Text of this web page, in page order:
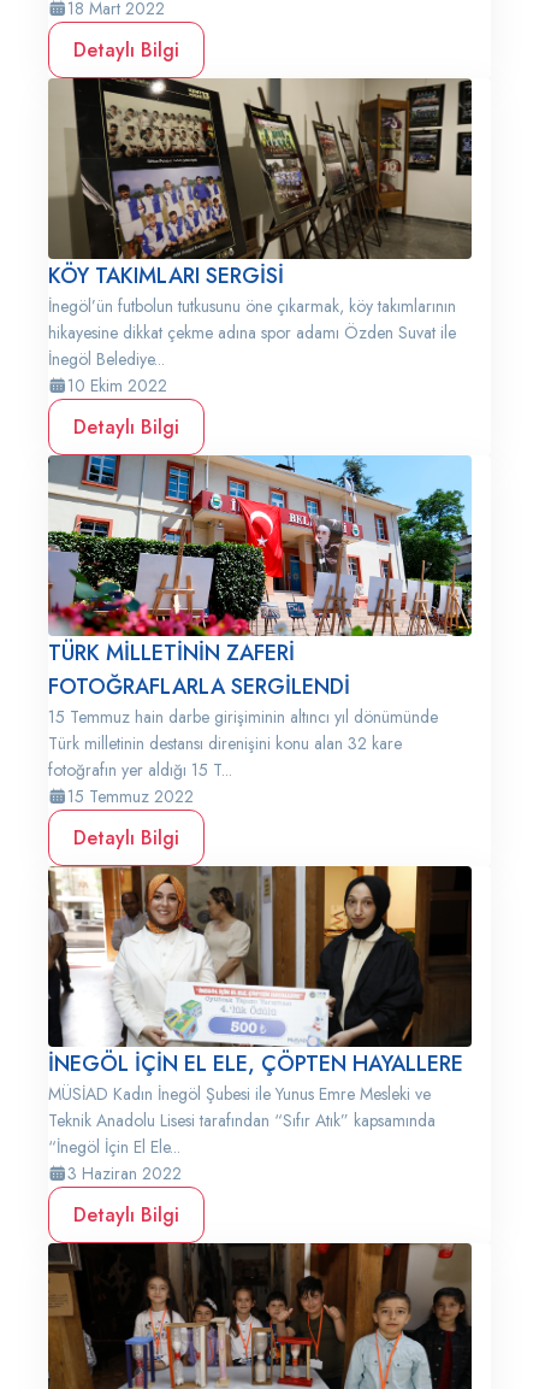
18 Mart 2022
Detaylı Bilgi
KÖY TAKIMLARI SERGİSİ
İnegöl’ün futbolun tutkusunu öne çıkarmak, köy takımlarının
hikayesine dikkat çekme adına spor adamı Özden Suvat ile
İnegöl Belediye...
10 Ekim 2022
Detaylı Bilgi
TÜRK MİLLETİNİN ZAFERİ
FOTOĞRAFLARLA SERGİLENDİ
15 Temmuz hain darbe girişiminin altıncı yıl dönümünde
Türk milletinin destansı direnişini konu alan 32 kare
fotoğrafın yer aldığı 15 T...
15 Temmuz 2022
Detaylı Bilgi
İNEGÖL İÇİN EL ELE, ÇÖPTEN HAYALLERE
MÜSİAD Kadın İnegöl Şubesi ile Yunus Emre Mesleki ve
Teknik Anadolu Lisesi tarafından “Sıfır Atık” kapsamında
“İnegöl İçin El Ele...
3 Haziran 2022
Detaylı Bilgi